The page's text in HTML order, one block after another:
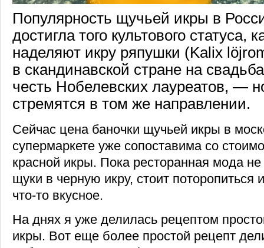
Популярность щучьей икры в
достигла того культового статуса,
наделяют икру ряпушки (Kalix
в скандинавской стране на
честь Нобелевских лауреатов, —
стремятся в том же направлении.
Сейчас цена баночки щучьей икры в
супермаркете уже сопоставима со
красной икры. Пока ресторанная мода
щуки в черную икру, стоит поторопиться
что-то вкусное.
На днях я уже делилась рецептом
икры. Вот еще более простой рецепт